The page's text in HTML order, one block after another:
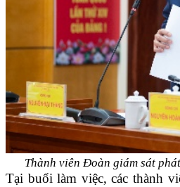
Thành viên Đoàn giám sát
Tại buổi làm việc, các thành